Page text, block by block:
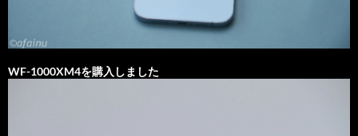
WF-1000XM4を購入しました